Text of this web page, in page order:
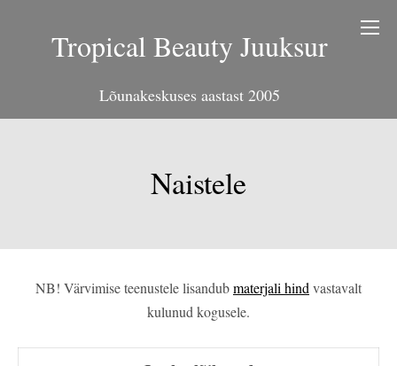
Tropical Beauty Juuksur
Lõunakeskuses aastast 2005
Naistele
NB! Värvimise teenustele lisandubmaterjali hind vastavalt
kulunud kogusele.